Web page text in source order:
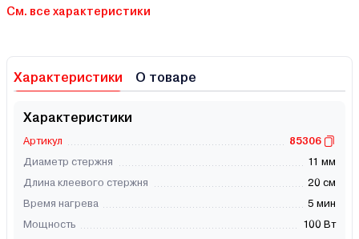
См. все характеристики
Характеристики О товаре
Характеристики
Артикул
85306
Диаметр стержня
11 мм
Длина клеевого стержня
20 см
Время нагрева
5 мин
Мощность
100 Вт